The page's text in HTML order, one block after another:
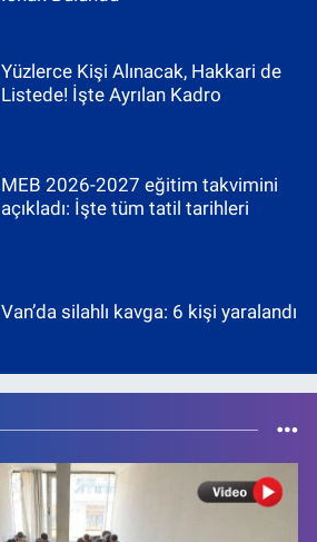
Yüzlerce Kişi Alınacak, Hakkari de
Listede! İşte Ayrılan Kadro
MEB 2026-2027 eğitim takvimini
açıkladı: İşte tüm tatil tarihleri
Van’da silahlı kavga: 6 kişi yaralandı